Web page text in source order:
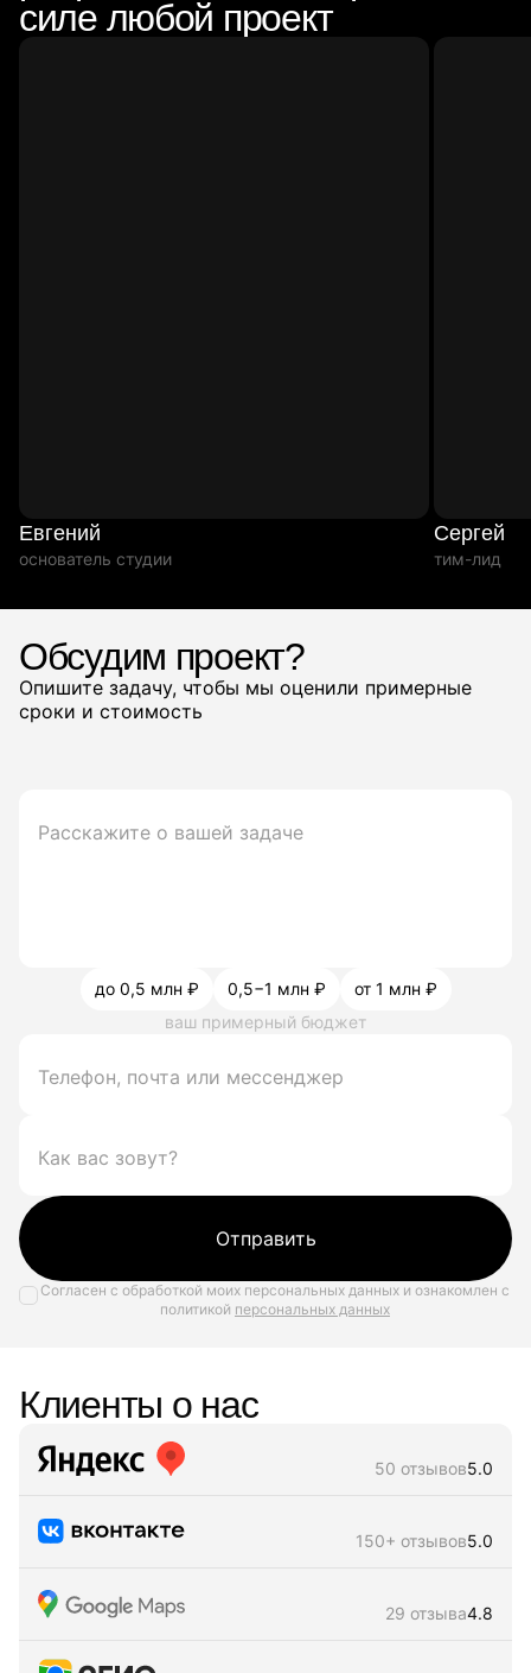
силе любой проект
Евгений
основатель студии
Сергей
тим-лид
Обсудим проект?
Опишите задачу, чтобы мы оценили примерные
сроки и стоимость
до 0,5 млн ₽ 0,5−1 млн ₽
от 1 млн ₽
ваш примерный бюджет
Отправить
Согласен с обработкой моих персональных данных и ознакомлен с
политикой персональных данных
Клиенты о нас
50 отзывов5.0
150+ отзывов5.0
29 отзыва4.8